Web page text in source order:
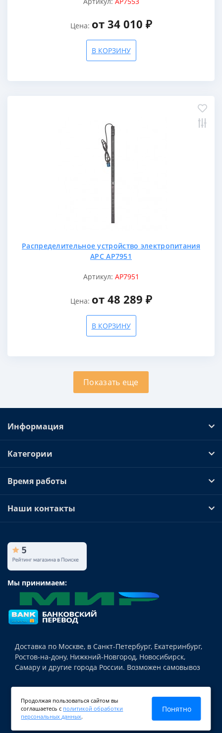
Цена: от 34 010 ₽
В КОРЗИНУ
Распределительное устройство электропитания
APC AP7951
Артикул: AP7951
Цена: от 48 289 ₽
В КОРЗИНУ
Показать еще
Информация
Категории
Время работы
Наши контакты
Мы принимаем:
Доставка по Москве, в Санкт-Петербург, Екатеринбург,
Ростов-на-дону, Нижкний-Новгород, Новосибирск,
Самару и другие города России. Возможен самовывоз
бесперебойного питания для различной техники,
аккумуляторных батарей и аксессуаров.
Продолжая пользоваться сайтом вы
соглашаетесь с политикой обработки
персональных данных.
Понятно